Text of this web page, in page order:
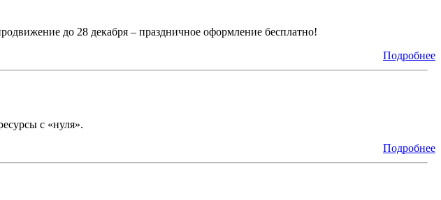
до 28 декабря – праздничное оформление бесплатно!
Подробнее
с «нуля».
Подробнее